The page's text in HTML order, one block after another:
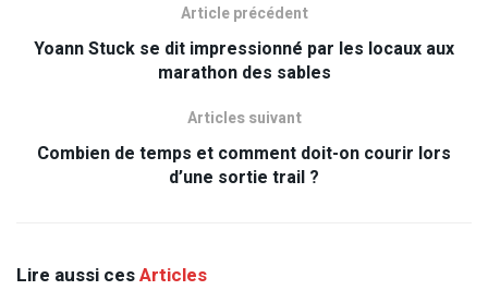
Article précédent
Yoann Stuck se dit impressionné par les locaux aux
marathon des sables
Articles suivant
Combien de temps et comment doit-on courir lors
d’une sortie trail ?
Lire aussi cesArticles